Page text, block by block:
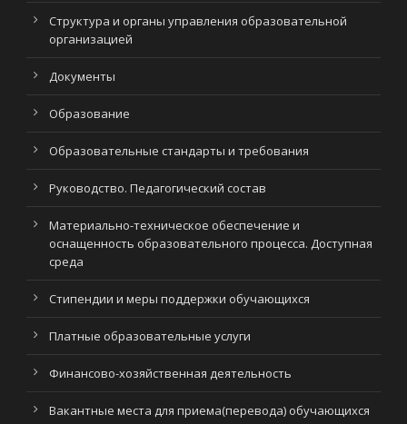
Структура и органы управления образовательной
организацией
Документы
Образование
Образовательные стандарты и требования
Руководство. Педагогический состав
Материально-техническое обеспечение и
оснащенность образовательного процесса. Доступная
среда
Стипендии и меры поддержки обучающихся
Платные образовательные услуги
Финансово-хозяйственная деятельность
Вакантные места для приема(перевода) обучающихся